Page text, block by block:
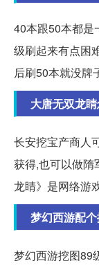
40本跟50本都是
级刷起来有点困
后刷50本就没牌
大唐无双龙
长安挖宝产商人
获得,也可以做隋
龙睛》是网络游
梦幻西游配
梦幻西游挖图89